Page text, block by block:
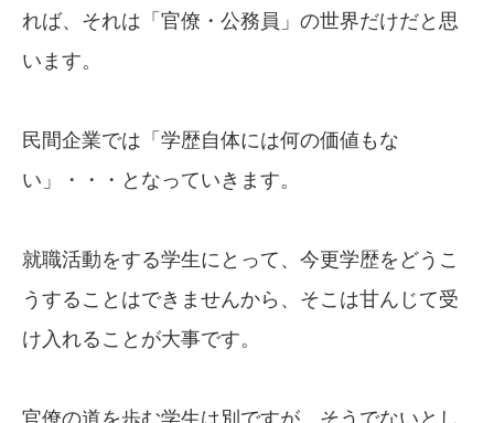
れば、それは「官僚・公務員」の世界だけだと思
います。
民間企業では「学歴自体には何の価値もな
い」・・・となっていきます。
就職活動をする学生にとって、今更学歴をどうこ
うすることはできませんから、そこは甘んじて受
け入れることが大事です。
官僚の道を歩む学生は別ですが、そうでないとし